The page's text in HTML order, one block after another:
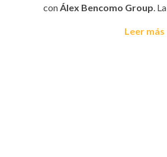
conÁlex Bencomo Group. La
Leer más